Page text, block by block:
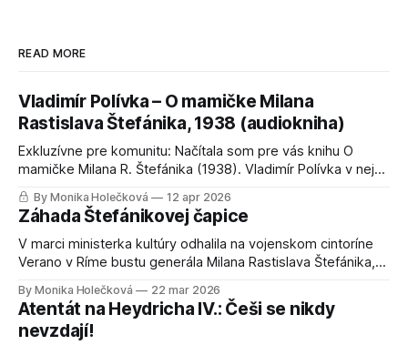
READ MORE
Vladimír Polívka – O mamičke Milana
Rastislava Štefánika, 1938 (audiokniha)
Exkluzívne pre komunitu: Načítala som pre vás knihu O
mamičke Milana R. Štefánika (1938). Vladimír Polívka v nej
odkrýva súkromie rodiny, ktoré v učebniciach nenájdete.
Celú audioknihu si môžete vypočuť po bezplatnej registrácii
na webe.
By Monika Holečková 12 apr 2026
Záhada Štefánikovej čapice
V marci ministerka kultúry odhalila na vojenskom cintoríne
Verano v Ríme bustu generála Milana Rastislava Štefánika,
virálnou, pretože sa na 38-ročného Štefánika až tak veľmi
nepodobá. Ľudia začali spochybňovať aj uniformu, ktorú má
Štefánik oblečenú. Do očí verejnosti bijú hlavne
By Monika Holečková 22 mar 2026
Atentát na Heydricha IV.: Češi se nikdy
nevzdají!